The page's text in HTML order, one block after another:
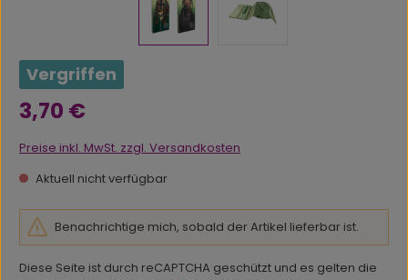
Vergriffen
Regulärer Preis:
3,70 €
Preise inkl. MwSt. zzgl. Versandkosten
Aktuell nicht verfügbar
Benachrichtige mich, sobald der Artikel lieferbar ist.
Diese Seite ist durch reCAPTCHA geschützt und es gelten die